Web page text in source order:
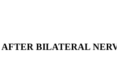
BILATERAL